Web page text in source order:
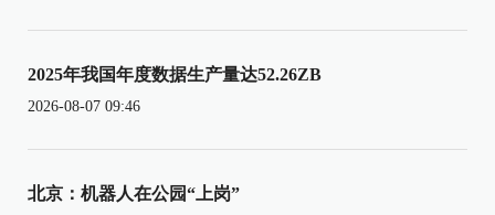
2025年我国年度数据生产量达52.26ZB
2026-08-07 09:46
北京：机器人在公园“上岗”